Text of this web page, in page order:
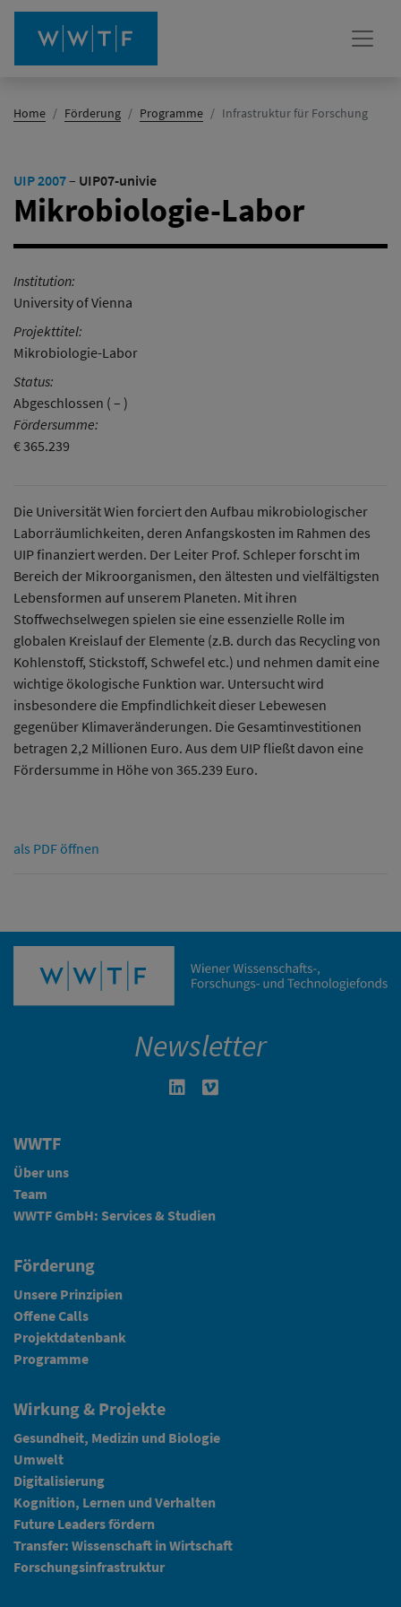
Home Förderung Programme Infrastruktur für Forschung(Aktiv)
UIP 2007– UIP07-univie
Mikrobiologie-Labor
Institution:
University of Vienna
Projekttitel:
Mikrobiologie-Labor
Status:
Abgeschlossen ( – )
Fördersumme:
€ 365.239
Die Universität Wien forciert den Aufbau mikrobiologischer
Laborräumlichkeiten, deren Anfangskosten im Rahmen des
UIP finanziert werden. Der Leiter Prof. Schleper forscht im
Bereich der Mikroorganismen, den ältesten und vielfältigsten
Lebensformen auf unserem Planeten. Mit ihren
Stoffwechselwegen spielen sie eine essenzielle Rolle im
globalen Kreislauf der Elemente (z.B. durch das Recycling von
Kohlenstoff, Stickstoff, Schwefel etc.) und nehmen damit eine
wichtige ökologische Funktion war. Untersucht wird
insbesondere die Empfindlichkeit dieser Lebewesen
gegenüber Klimaveränderungen. Die Gesamtinvestitionen
betragen 2,2 Millionen Euro. Aus dem UIP fließt davon eine
Fördersumme in Höhe von 365.239 Euro.
als PDF öffnen
Newsletter
Linkedin in neuem Fenster öffnen
WWTF
Über uns
Team
WWTF GmbH: Services & Studien
Förderung
Unsere Prinzipien
Offene Calls
Projektdatenbank
Programme
Wirkung & Projekte
Gesundheit, Medizin und Biologie
Umwelt
Digitalisierung
Kognition, Lernen und Verhalten
Future Leaders fördern
Transfer: Wissenschaft in Wirtschaft
Forschungsinfrastruktur